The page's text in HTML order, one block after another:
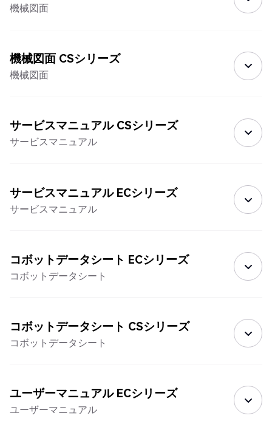
機械図面
機械図面 CSシリーズ
機械図面
サービスマニュアル CSシリーズ
サービスマニュアル
サービスマニュアル ECシリーズ
サービスマニュアル
コボットデータシート ECシリーズ
コボットデータシート
コボットデータシート CSシリーズ
コボットデータシート
ユーザーマニュアル ECシリーズ
ユーザーマニュアル